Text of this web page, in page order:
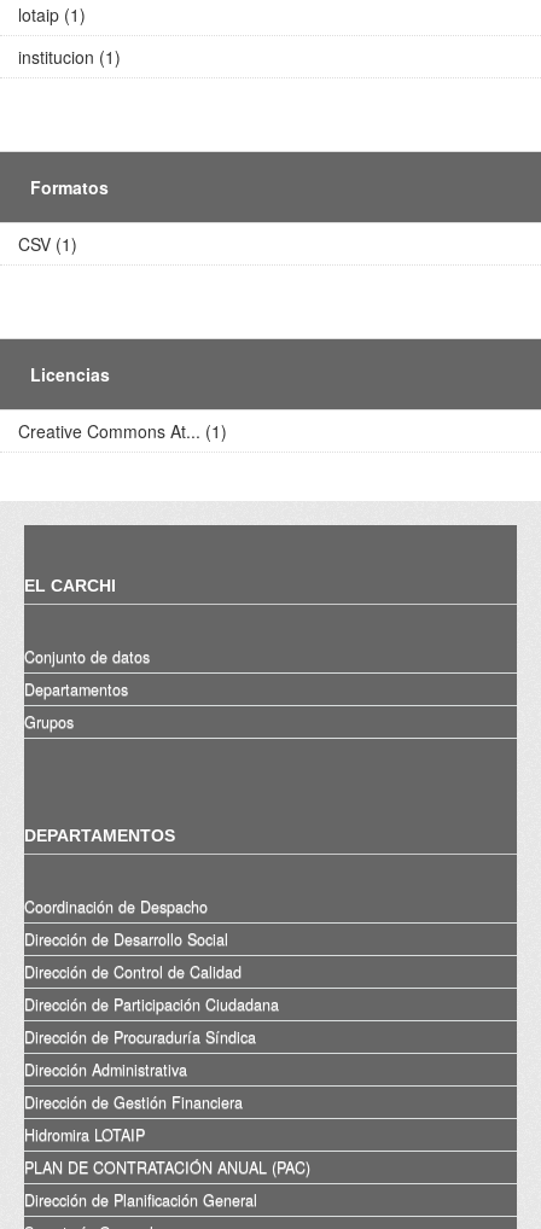
lotaip (1)
institucion (1)
Formatos
CSV (1)
Licencias
Creative Commons At... (1)
EL CARCHI
Conjunto de datos
Departamentos
Grupos
DEPARTAMENTOS
Coordinación de Despacho
Dirección de Desarrollo Social
Dirección de Control de Calidad
Dirección de Participación Ciudadana
Dirección de Procuraduría Síndica
Dirección Administrativa
Dirección de Gestión Financiera
Hidromira LOTAIP
PLAN DE CONTRATACIÓN ANUAL (PAC)
Dirección de Planificación General